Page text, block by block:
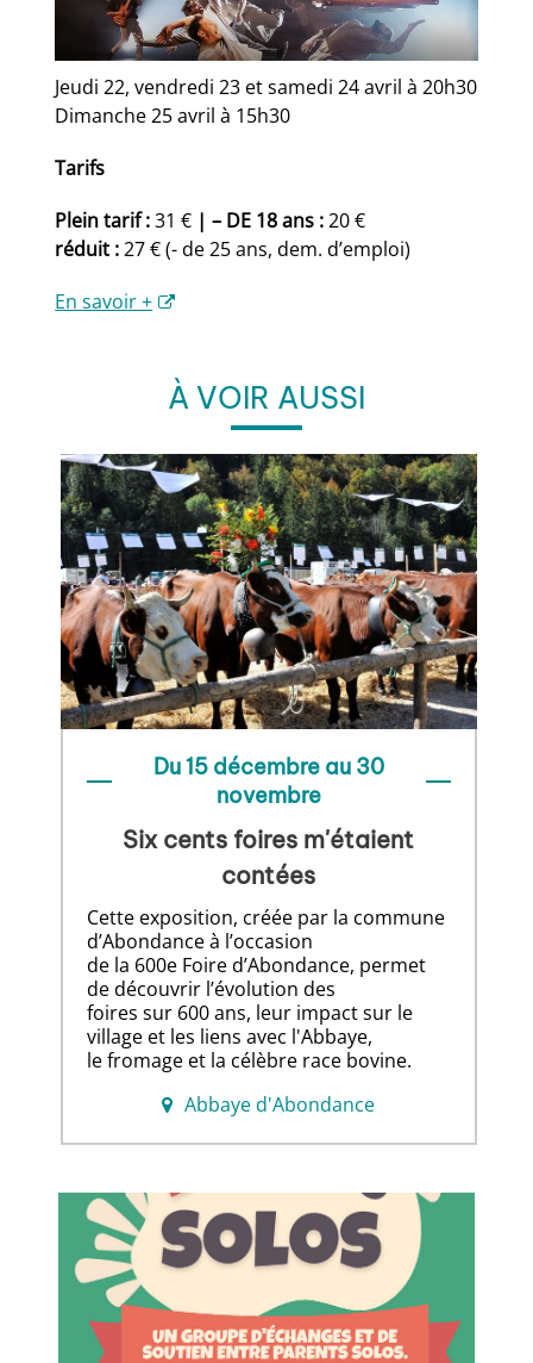
Jeudi 22, vendredi 23 et samedi 24 avril à 20h30
Dimanche 25 avril à 15h30
Tarifs
Plein tarif :31 € | – DE 18 ans :20 €
réduit :27 € (- de 25 ans, dem. d’emploi)
En savoir +
À VOIR AUSSI
Du 15 décembre au 30
novembre
Six cents foires m'étaient
contées
Cette exposition, créée par la commune
d’Abondance à l’occasion
de la 600e Foire d’Abondance, permet
de découvrir l’évolution des
foires sur 600 ans, leur impact sur le
village et les liens avec l'Abbaye,
le fromage et la célèbre race bovine.
Abbaye d'Abondance